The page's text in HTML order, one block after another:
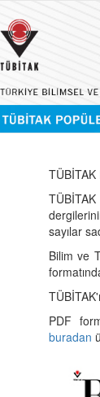
sayılar
Bilim ve
PDF
buradan